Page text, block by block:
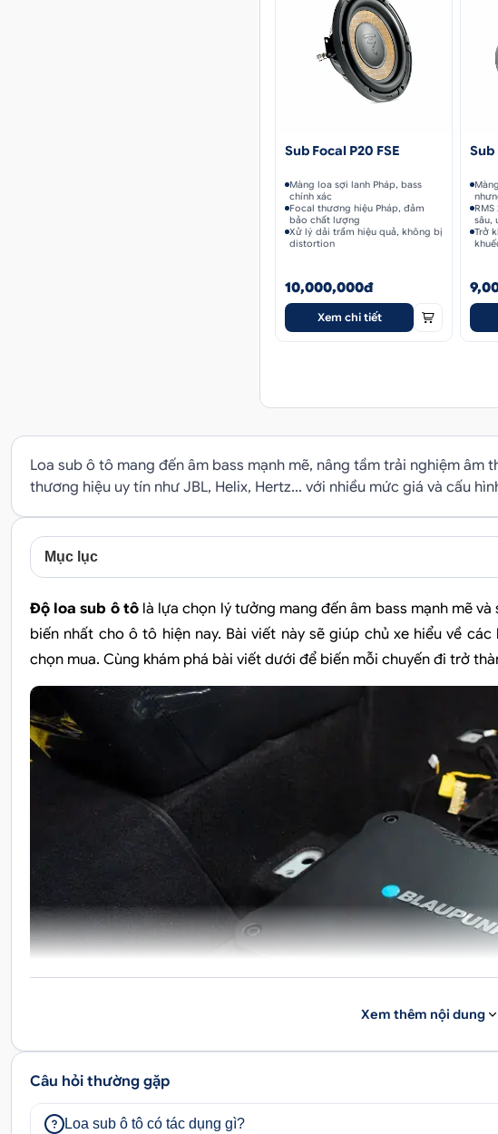
Sub Focal P20 FSE
Màng loa sợi lanh Pháp, bass
chính xác
Focal thương hiệu Pháp, đảm
bảo chất lượng
Xử lý dải trầm hiệu quả, không bị
distortion
10,000,000đ
Xem chi tiết
Sub
sâu,
Trở
Loa sub ô tô mang đến âm bass mạnh mẽ, nâng tầm trải nghiệm
thương hiệu uy tín như JBL, Helix, Hertz... với nhiều mức giá và cấu
Mục lục
Độ loa sub ô tôlà lựa chọn lý tưởng mang đến âm bass mạnh mẽ
biến nhất cho ô tô hiện nay. Bài viết này sẽ giúp chủ xe hiểu về
chọn mua. Cùng khám phá bài viết dưới để biến mỗi chuyến đi trở
Xem thêm nội dung
Câu hỏi thường gặp
Loa sub ô tô có tác dụng gì?